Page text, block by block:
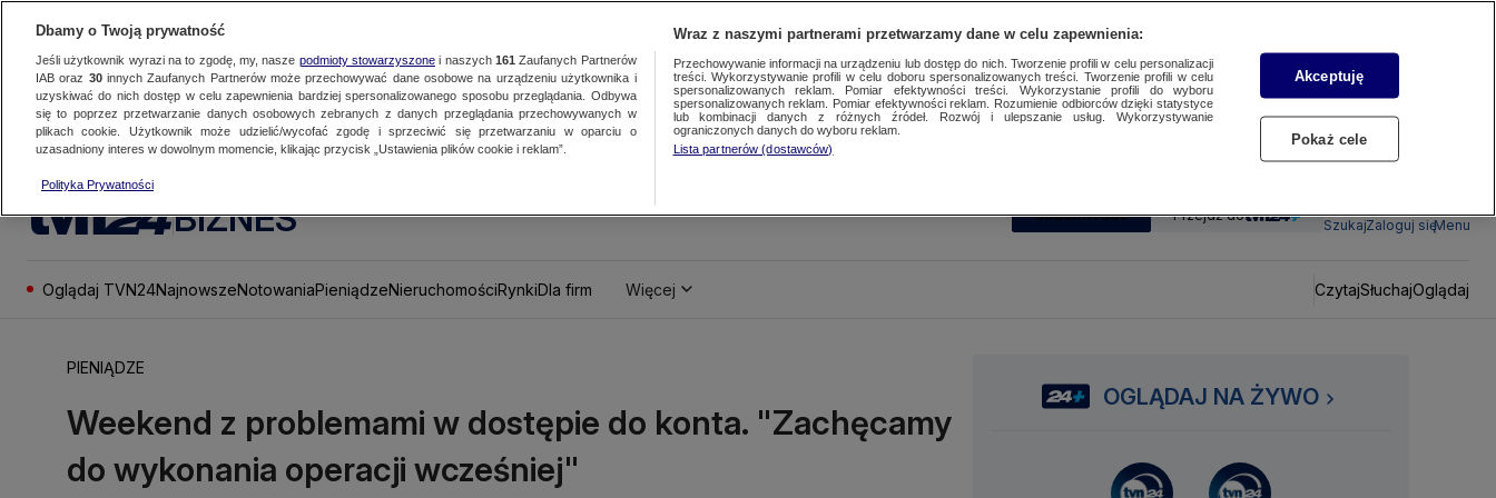
BIZNES SUBSKRYBUJ Przejdź do
SzukajZaloguj sięMenu
Oglądaj TVN24NajnowszeNotowaniaPieniądzeNieruchomościRynkiDla firm Więcej CzytajSłuchajOglądaj
PIENIĄDZE
Weekend z problemami w dostępie do konta. "Zachęcamy
do wykonania operacji wcześniej"
OGLĄDAJ NA ŻYWO
Dbamy o Twoją prywatność
Jeśli użytkownik wyrazi na to zgodę, my, nasze podmioty stowarzyszonei naszych 161 Zaufanych Partnerów
IAB oraz 30innych Zaufanych Partnerów może przechowywać dane osobowe na urządzeniu użytkownika i
uzyskiwać do nich dostęp w celu zapewnienia bardziej spersonalizowanego sposobu przeglądania. Odbywa
się to poprzez przetwarzanie danych osobowych zebranych z danych przeglądania przechowywanych w
plikach cookie. Użytkownik może udzielić/wycofać zgodę i sprzeciwić się przetwarzaniu w oparciu o
uzasadniony interes w dowolnym momencie, klikając przycisk „Ustawienia plików cookie i reklam”.
Polityka Prywatności
Wraz z naszymi partnerami przetwarzamy dane w celu zapewnienia:
Przechowywanie informacji na urządzeniu lub dostęp do nich. Tworzenie profili w celu personalizacji
treści. Wykorzystywanie profili w celu doboru spersonalizowanych treści. Tworzenie profili w celu
spersonalizowanych reklam. Pomiar efektywności treści. Wykorzystanie profili do wyboru
spersonalizowanych reklam. Pomiar efektywności reklam. Rozumienie odbiorców dzięki statystyce
lub kombinacji danych z różnych źródeł. Rozwój i ulepszanie usług. Wykorzystywanie
ograniczonych danych do wyboru reklam.
Lista partnerów (dostawców)
Akceptuję
Pokaż cele